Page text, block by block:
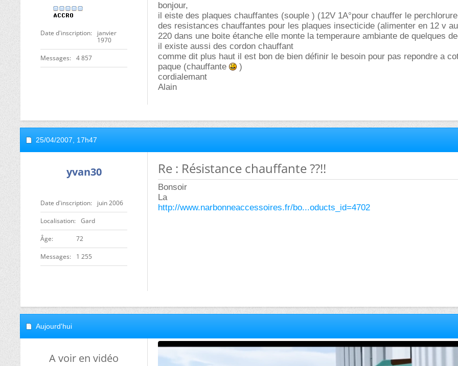
Date d'inscription
janvier
1970
Messages 4 857
bonjour,
il eiste des plaques chauffantes (souple ) (12V 1A°pour chauffer le
des resistances chauffantes pour les plaques insecticide (alimenter en 12 v
220 dans une boite étanche elle monte la temperaure ambiante de quelques
il existe aussi des cordon chauffant
comme dit plus haut il est bon de bien définir le besoin pour pas repondre a
paque (chauffante
)
cordialemant
Alain
25/04/2007, 17h47
yvan30
Date d'inscription juin 2006
Localisation Gard
ge 72
Messages 1 255
Re : Résistance chauffante ??!!
Bonsoir
La
http://www.narbonneaccessoires.fr/bo...oducts_id=4702
Aujourd'hui
A voir en vidéo